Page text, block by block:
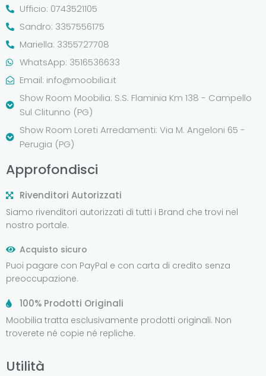
Ufficio: 0743521105
Sandro: 3357556175
Mariella: 3355727708
WhatsApp: 3516536633
Email: info@moobilia.it
Show Room Moobilia: S.S. Flaminia Km 138 - Campello
Sul Clitunno (PG)
Show Room Loreti Arredamenti: Via M. Angeloni 65 -
Perugia (PG)
Approfondisci
Rivenditori Autorizzati
Siamo rivenditori autorizzati di tutti i Brand che trovi nel
nostro portale.
Acquisto sicuro
Puoi pagare con PayPal e con carta di credito senza
preoccupazione.
100% Prodotti Originali
Moobilia tratta esclusivamente prodotti originali. Non
troverete né copie né repliche.
Utilità